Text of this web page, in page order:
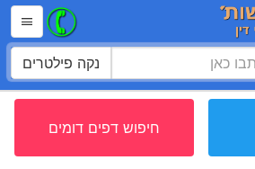
נקה פילטרים
חיפוש דפים דומים